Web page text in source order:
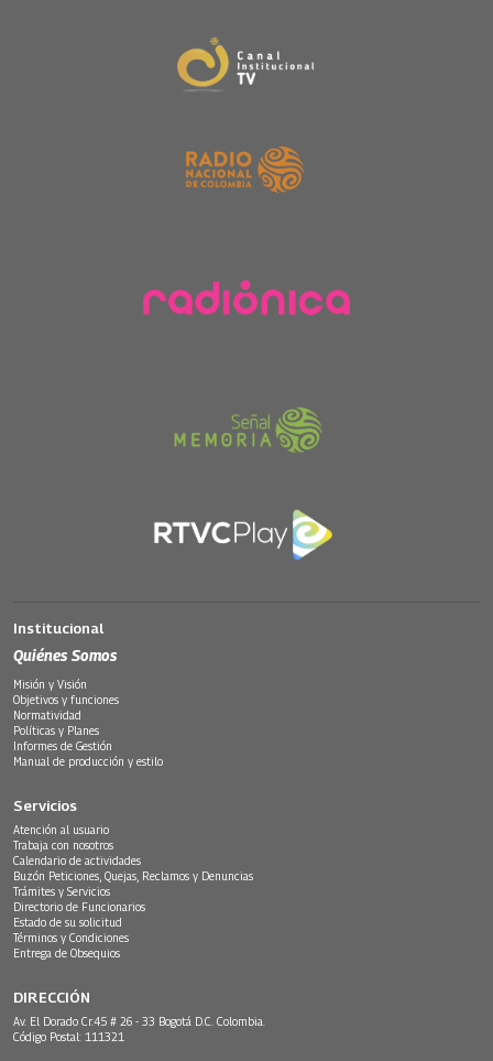
Institucional
Quiénes Somos
Misión y Visión
Objetivos y funciones
Normatividad
Políticas y Planes
Informes de Gestión
Manual de producción y estilo
Servicios
Atención al usuario
Trabaja con nosotros
Calendario de actividades
Buzón Peticiones, Quejas, Reclamos y Denuncias
Trámites y Servicios
Directorio de Funcionarios
Estado de su solicitud
Términos y Condiciones
Entrega de Obsequios
DIRECCIÓN
Av. El Dorado Cr.45 # 26 - 33 Bogotá D.C. Colombia.
Código Postal: 111321